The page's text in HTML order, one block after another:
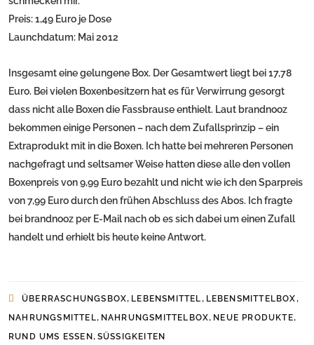
Preis: 1,49 Euro je Dose
Launchdatum: Mai 2012
Insgesamt eine gelungene Box. Der Gesamtwert liegt bei 17,78
Euro. Bei vielen Boxenbesitzern hat es für Verwirrung gesorgt
dass nicht alle Boxen die Fassbrause enthielt. Laut brandnooz
bekommen einige Personen – nach dem Zufallsprinzip – ein
Extraprodukt mit in die Boxen. Ich hatte bei mehreren Personen
nachgefragt und seltsamer Weise hatten diese alle den vollen
Boxenpreis von 9,99 Euro bezahlt und nicht wie ich den Sparpreis
von 7,99 Euro durch den frühen Abschluss des Abos. Ich fragte
bei brandnooz per E-Mail nach ob es sich dabei um einen Zufall
handelt und erhielt bis heute keine Antwort.
ÜBERRASCHUNGSBOX, LEBENSMITTEL, LEBENSMITTELBOX,
NAHRUNGSMITTEL, NAHRUNGSMITTELBOX, NEUE PRODUKTE,
RUND UMS ESSEN , SÜSSIGKEITEN